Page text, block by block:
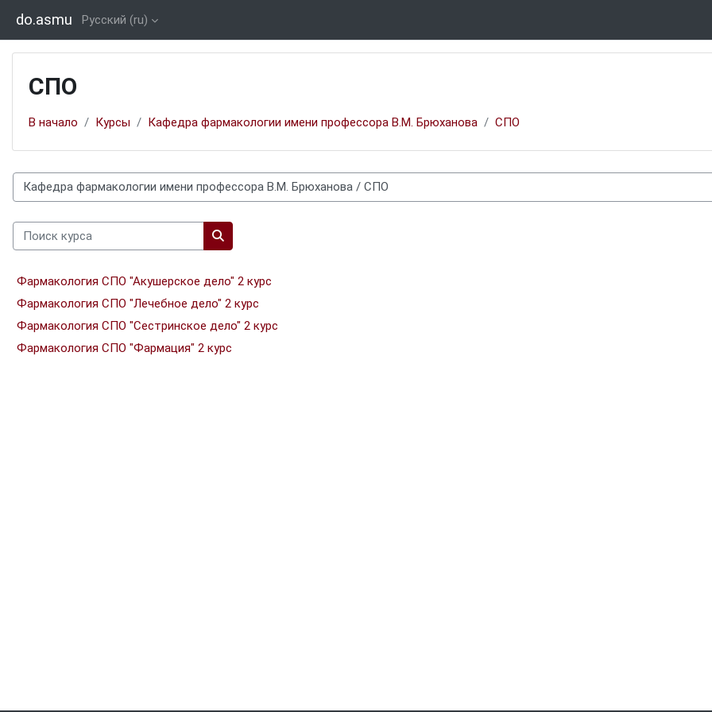
do.asmu Русский ‎(ru)‎
СПО
В начало Курсы Кафедра фармакологии имени профессора В.М. Брюханова СПО
Категории курсов
Поиск курса
Поиск курса
Фармакология СПО "Акушерское дело" 2 курс
Фармакология СПО "Лечебное дело" 2 курс
Фармакология СПО "Сестринское дело" 2 курс
Фармакология СПО "Фармация" 2 курс